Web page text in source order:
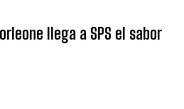
llega a SPS el sabor